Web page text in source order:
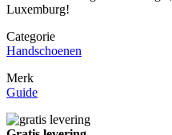
Luxemburg!
Categorie
Handschoenen
Merk
Guide